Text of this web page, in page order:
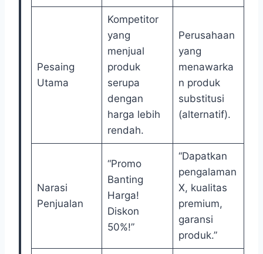
Pesaing
Utama
Kompetitor
yang
menjual
produk
serupa
dengan
harga lebih
rendah.
Perusahaan
yang
menawarka
n produk
substitusi
(alternatif).
Narasi
Penjualan
“Promo
Banting
Harga!
Diskon
50%!”
“Dapatkan
pengalaman
X, kualitas
premium,
garansi
produk.”